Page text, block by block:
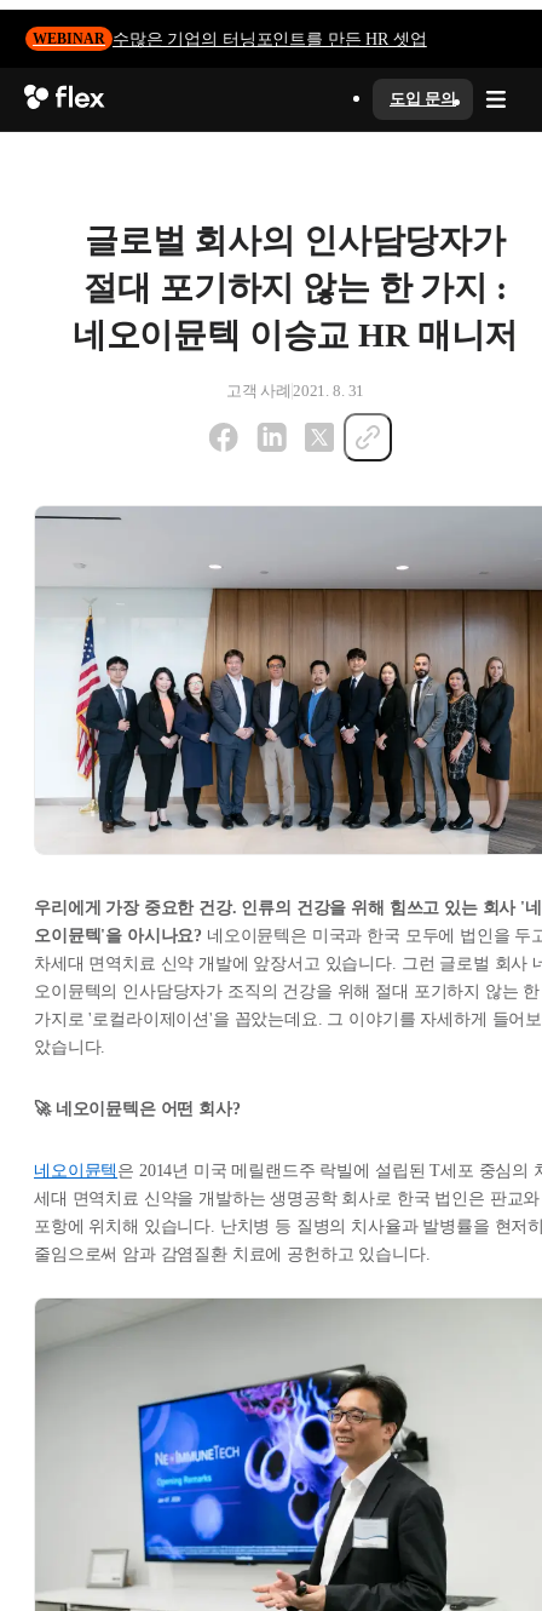
WEBINAR 수많은 기업의 터닝포인트를 만든 HR 셋업
도입 문의
글로벌 회사의 인사담당자가
절대 포기하지 않는 한 가지 :
네오이뮨텍 이승교 HR 매니저
고객 사례 2021. 8. 31
우리에게 가장 중요한 건강. 인류의 건강을 위해 힘쓰고 있는 회사 '네
오이뮨텍'을 아시나요? 네오이뮨텍은 미국과 한국 모두에 법인을 두
차세대 면역치료 신약 개발에 앞장서고 있습니다. 그런 글로벌 회사
오이뮨텍의 인사담당자가 조직의 건강을 위해 절대 포기하지 않는 한
가지로 '로컬라이제이션'을 꼽았는데요. 그 이야기를 자세하게 들어보
았습니다.
🚀 네오이뮨텍은 어떤 회사?
네오이뮨텍 은 2014년 미국 메릴랜드주 락빌에 설립된 T세포 중심의
세대 면역치료 신약을 개발하는 생명공학 회사로 한국 법인은 판교와
포항에 위치해 있습니다. 난치병 등 질병의 치사율과 발병률을 현저
줄임으로써 암과 감염질환 치료에 공헌하고 있습니다.